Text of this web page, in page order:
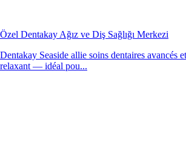
Özel Dentakay Ağız ve Diş Sağlığı Merkezi
Dentakay Seaside allie soins dentaires avancés
relaxant — idéal pou...